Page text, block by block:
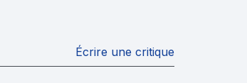
Écrire une critique